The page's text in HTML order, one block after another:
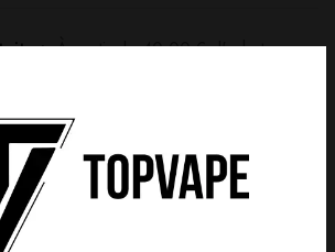
: À partir de40,00€d'achat
Livraisons & Retours